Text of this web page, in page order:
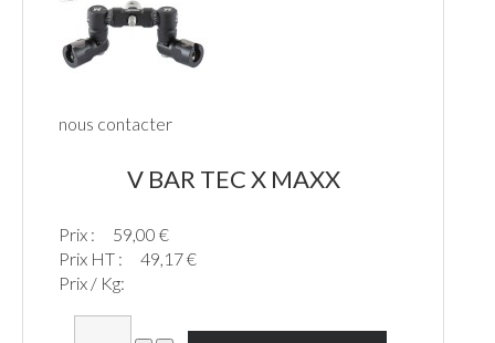
nous contacter
V BAR TEC X MAXX
Prix :
59,00 €
Prix HT :
49,17 €
Prix / Kg: